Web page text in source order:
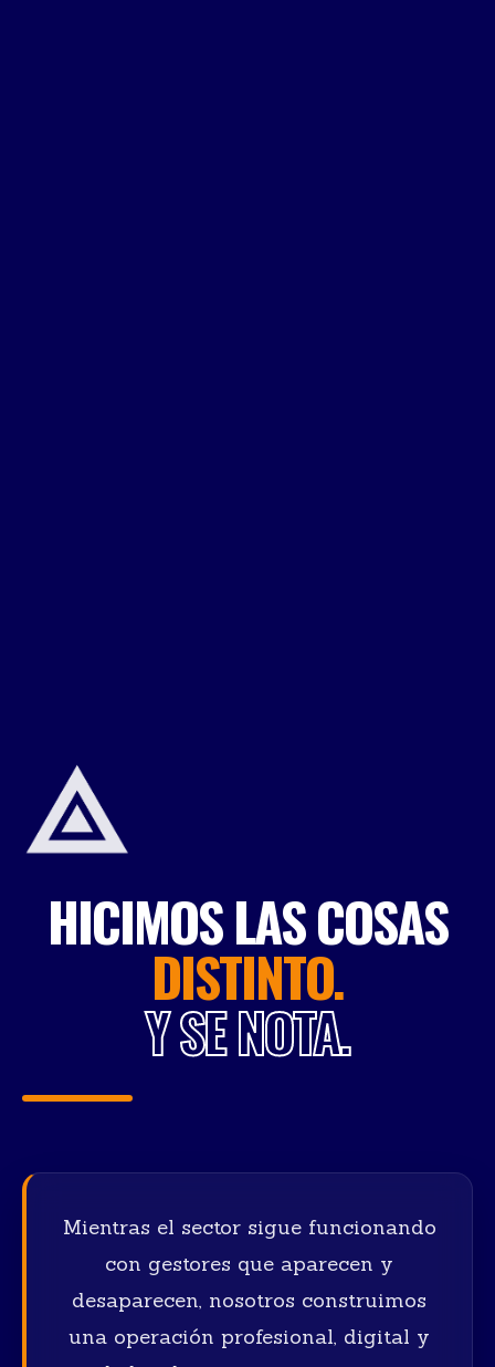
HICIMOS LAS COSAS
DISTINTO.
Y SE NOTA.
Mientras el sector sigue funcionando
con gestores que aparecen y
desaparecen, nosotros construimos
una operación profesional, digital y